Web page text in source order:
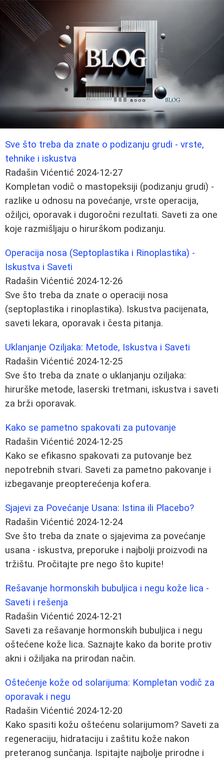
Sve što treba da znate o podizanju grudi - vrste,
tehnike i iskustva
Radašin Vićentić 2024-12-27
Kompletan vodič o mastopeksiji (podizanju grudi) -
razlike u odnosu na povećanje, vrste operacija,
ožiljci, oporavak i dugoročni rezultati. Saveti za one
koje razmišljaju o hirurškom podizanju.
Operacija nosa (Septoplastika i Rinoplastika) -
Iskustva i Saveti
Radašin Vićentić 2024-12-26
Sve što treba da znate o operaciji nosa
(septoplastika i rinoplastika). Iskustva pacijenata,
saveti lekara, oporavak i česta pitanja.
Uklanjanje Oziljaka: Metode, Iskustva i Saveti
Radašin Vićentić 2024-12-25
Sve što treba da znate o uklanjanju oziljaka:
hirurške metode, laserski tretmani, iskustva i saveti
za brži oporavak.
Kako se pametno spakovati za putovanje
Radašin Vićentić 2024-12-25
Kako se efikasno spakovati za putovanje bez
nepotrebnih stvari. Saveti za pametno pakovanje i
izbegavanje preopterećenja kofera.
Sjajevi za Povećanje Usana: Istina ili Placebo?
Radašin Vićentić 2024-12-24
Sve što treba da znate o sjajevima za povećanje
usana - iskustva, preporuke i najbolji proizvodi na
tržištu. Pročitajte pre nego što kupite!
Rešavanje hormonskih bubuljica i negu kože lica -
Saveti i rešenja
Radašin Vićentić 2024-12-21
Saveti za rešavanje hormonskih bubuljica i negu
oštećene kože lica. Saznajte kako da borite protiv
akni i ožiljaka na prirodan način.
Oštećenje kože od solarijuma: Kompletan vodič za
oporavak i negu
Radašin Vićentić 2024-12-20
Kako spasiti kožu oštećenu solarijumom? Saveti za
regeneraciju, hidrataciju i zaštitu kože nakon
preteranog sunčanja. Ispitajte najbolje prirodne i